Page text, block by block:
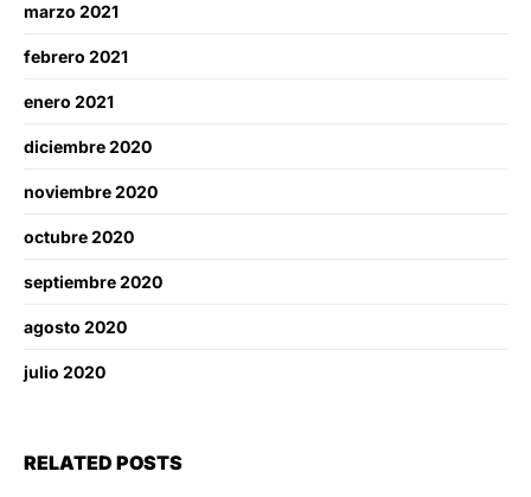
marzo 2021
febrero 2021
enero 2021
diciembre 2020
noviembre 2020
octubre 2020
septiembre 2020
agosto 2020
julio 2020
RELATED POSTS